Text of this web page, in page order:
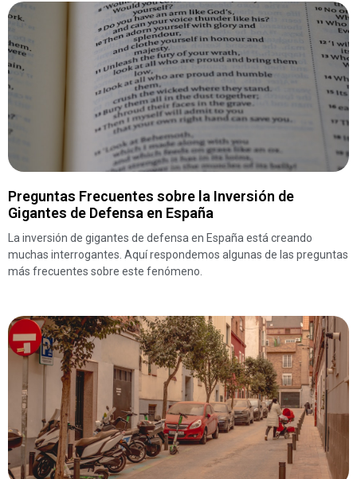
Preguntas Frecuentes sobre la Inversión de
Gigantes de Defensa en España
La inversión de gigantes de defensa en España está creando
muchas interrogantes. Aquí respondemos algunas de las preguntas
más frecuentes sobre este fenómeno.